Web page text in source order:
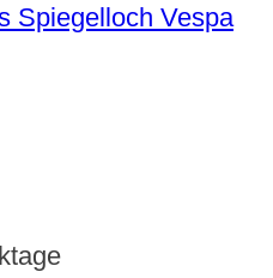
Spiegelloch Vespa